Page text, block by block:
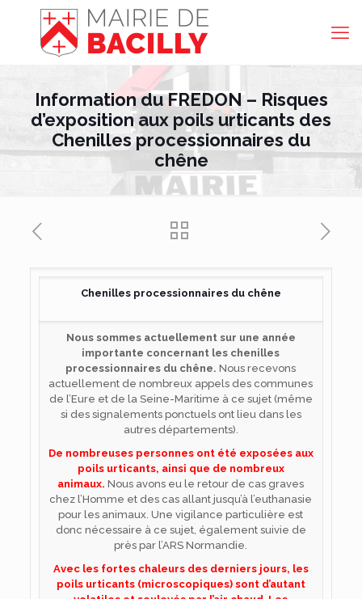
Information du FREDON – Risques
d’exposition aux poils urticants des
Chenilles processionnaires du
chêne
Chenilles processionnaires du chêne
Nous sommes actuellement sur une année
importante concernant les chenilles
processionnaires du chêne. Nous recevons
actuellement de nombreux appels des communes
de l’Eure et de la Seine-Maritime à ce sujet (même
si des signalements ponctuels ont lieu dans les
autres départements).
De nombreuses personnes ont été exposées aux
poils urticants, ainsi que de nombreux
animaux. Nous avons eu le retour de cas graves
chez l’Homme et des cas allant jusqu’à l’euthanasie
pour les animaux. Une vigilance particulière est
donc nécessaire à ce sujet, également suivie de
près par l’ARS Normandie.
Avec les fortes chaleurs des derniers jours, les
poils urticants (microscopiques) sont d’autant